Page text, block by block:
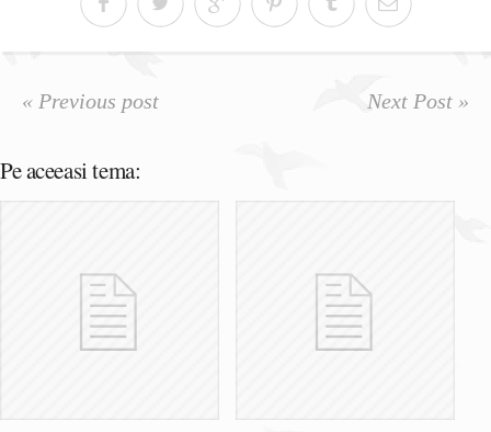
« Previous post Next Post »
Pe aceeasi tema: